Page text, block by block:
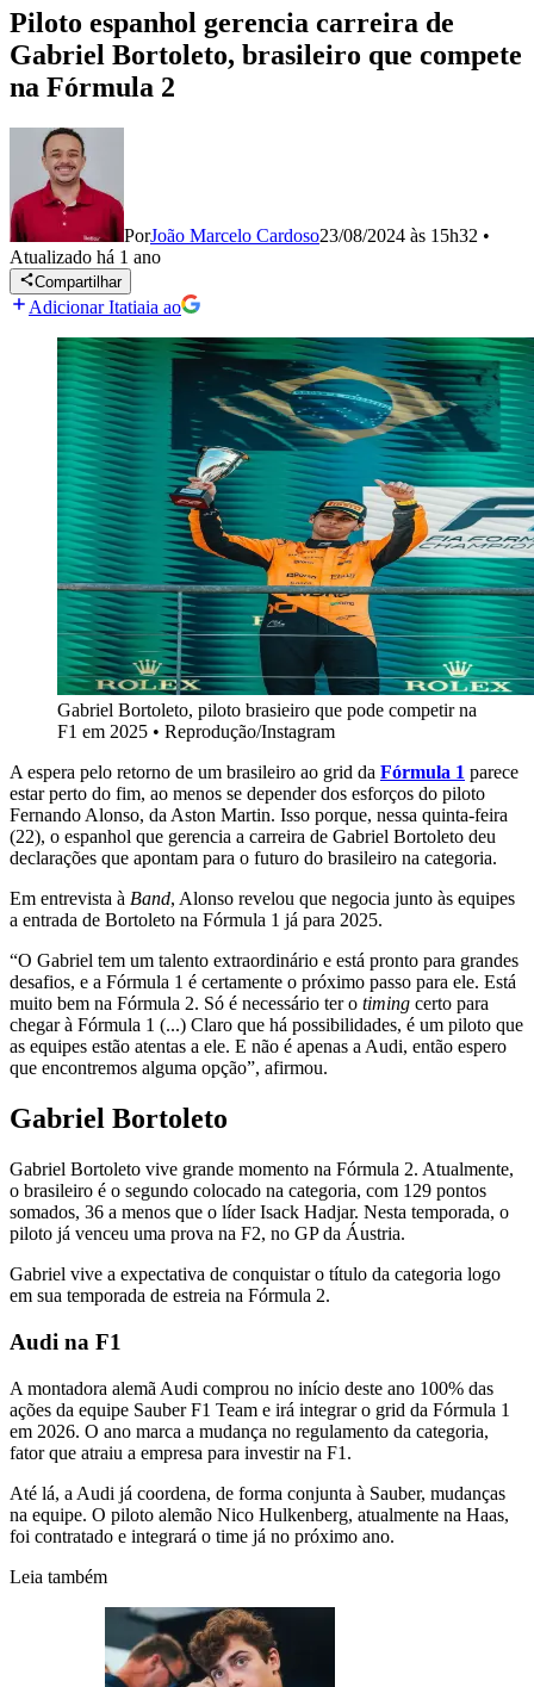
Piloto espanhol gerencia carreira de
Gabriel Bortoleto, brasileiro que compete
na Fórmula 2
PorJoão Marcelo Cardoso23/08/2024 às 15h32 •
Atualizado há 1 ano
Compartilhar
Adicionar Itatiaia ao
Gabriel Bortoleto, piloto brasieiro que pode competir na
F1 em 2025 • Reprodução/Instagram
A espera pelo retorno de um brasileiro ao grid da Fórmula 1 parece
estar perto do fim, ao menos se depender dos esforços do piloto
Fernando Alonso, da Aston Martin. Isso porque, nessa quinta-feira
(22), o espanhol que gerencia a carreira de Gabriel Bortoleto deu
declarações que apontam para o futuro do brasileiro na categoria.
Em entrevista à Band, Alonso revelou que negocia junto às equipes
a entrada de Bortoleto na Fórmula 1 já para 2025.
“O Gabriel tem um talento extraordinário e está pronto para grandes
desafios, e a Fórmula 1 é certamente o próximo passo para ele. Está
muito bem na Fórmula 2. Só é necessário ter o timing certo para
chegar à Fórmula 1 (...) Claro que há possibilidades, é um piloto que
as equipes estão atentas a ele. E não é apenas a Audi, então espero
que encontremos alguma opção”, afirmou.
Gabriel Bortoleto
Gabriel Bortoleto vive grande momento na Fórmula 2. Atualmente,
o brasileiro é o segundo colocado na categoria, com 129 pontos
somados, 36 a menos que o líder Isack Hadjar. Nesta temporada, o
piloto já venceu uma prova na F2, no GP da Áustria.
Gabriel vive a expectativa de conquistar o título da categoria logo
em sua temporada de estreia na Fórmula 2.
Audi na F1
A montadora alemã Audi comprou no início deste ano 100% das
ações da equipe Sauber F1 Team e irá integrar o grid da Fórmula 1
em 2026. O ano marca a mudança no regulamento da categoria,
fator que atraiu a empresa para investir na F1.
Até lá, a Audi já coordena, de forma conjunta à Sauber, mudanças
na equipe. O piloto alemão Nico Hulkenberg, atualmente na Haas,
foi contratado e integrará o time já no próximo ano.
Leia também